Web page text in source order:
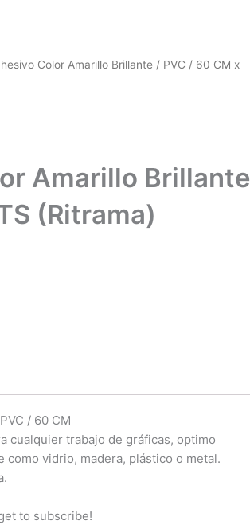
Color Amarillo Brillante / PVC / 60 CM x
Amarillo Brillante
(Ritrama)
/ 60 CM
cualquier trabajo de gráficas, optimo
vidrio, madera, plástico o metal.
to subscribe!